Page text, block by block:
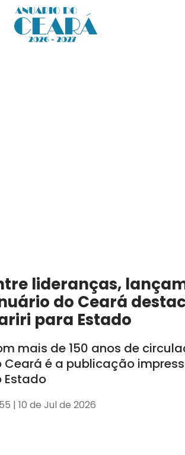
lideranças,
do Ceará
para Estado
mais de 150 anos de
Ceará é a publicação
Estado
| 10 de Jul de 2026